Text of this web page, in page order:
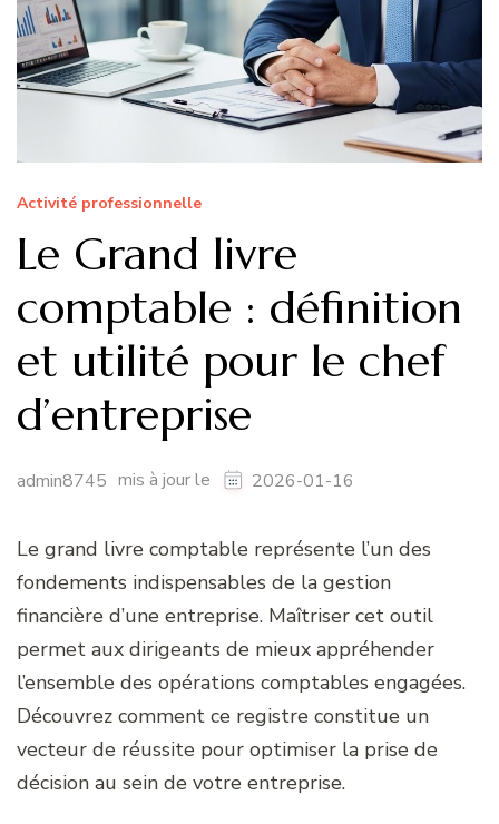
Activité professionnelle
Le Grand livre
comptable : définition
et utilité pour le chef
d’entreprise
admin8745 mis à jour le 2026-01-16
Le grand livre comptable représente l’un des
fondements indispensables de la gestion
financière d’une entreprise. Maîtriser cet outil
permet aux dirigeants de mieux appréhender
l’ensemble des opérations comptables engagées.
Découvrez comment ce registre constitue un
vecteur de réussite pour optimiser la prise de
décision au sein de votre entreprise.